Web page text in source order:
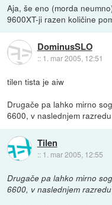
Aja, še eno (morda
9600XT-ji razen količine
DominusSLO
:: 1. mar 2005, 12:51
tilen tista je aiw
Drugače pa lahko mirno
6600, v naslednjem
Tilen
:: 1. mar 2005, 12:55
Drugače pa lahko mirno
6600, v naslednjem